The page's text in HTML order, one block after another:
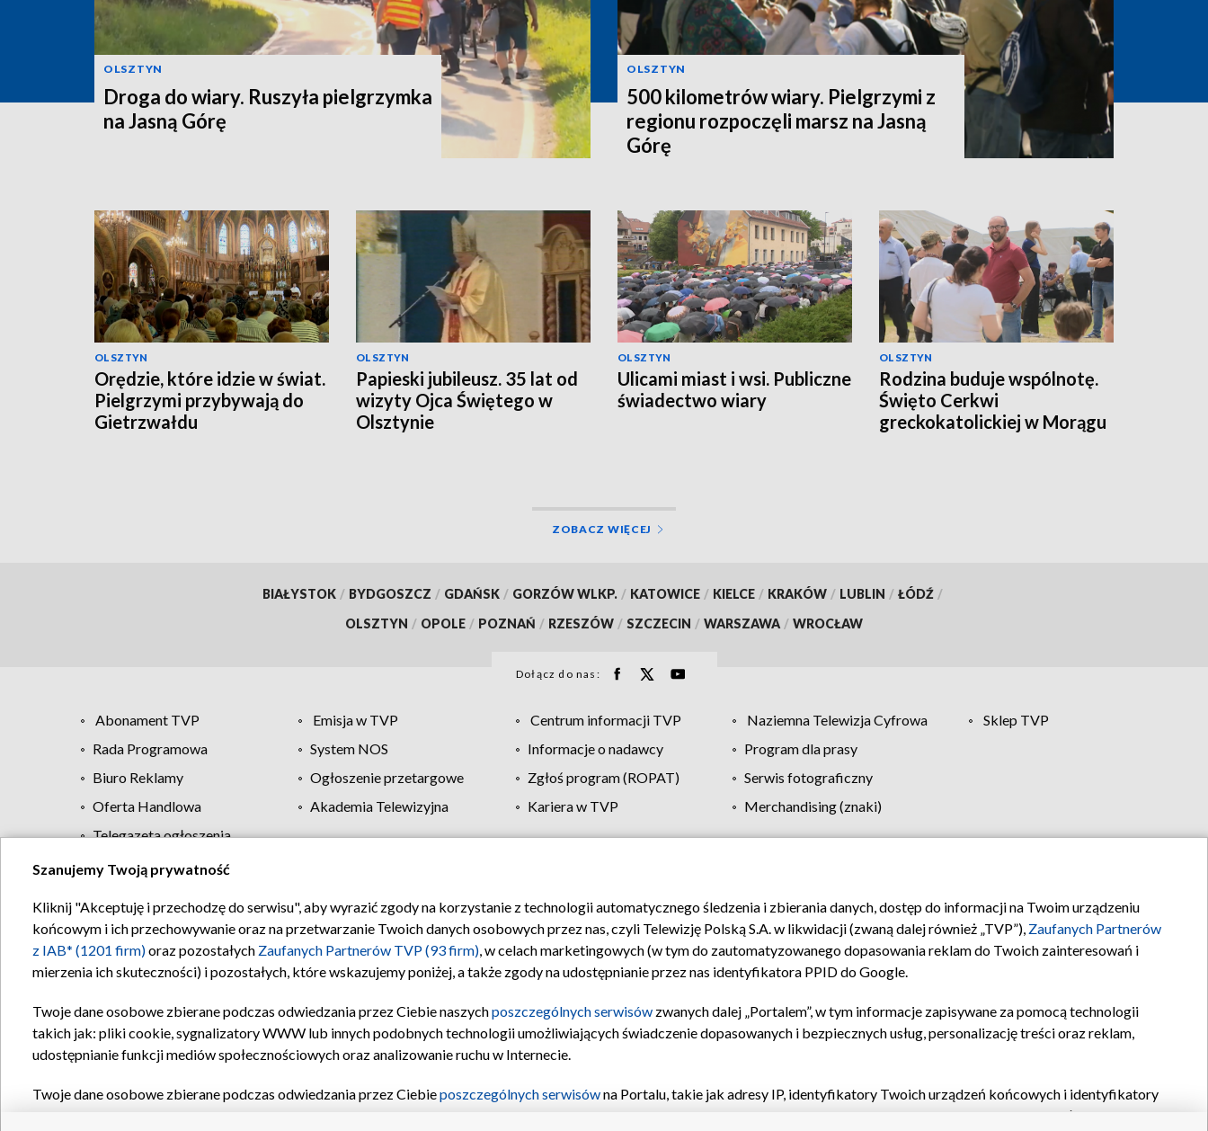
OLSZTYN
Droga do wiary. Ruszyła pielgrzymka
na Jasną Górę
OLSZTYN
500 kilometrów wiary. Pielgrzymi z
regionu rozpoczęli marsz na Jasną
Górę
OLSZTYN
Orędzie, które idzie w świat.
Pielgrzymi przybywają do
Gietrzwałdu
OLSZTYN
Papieski jubileusz. 35 lat od
wizyty Ojca Świętego w
Olsztynie
OLSZTYN
Ulicami miast i wsi. Publiczne
świadectwo wiary
OLSZTYN
Rodzina buduje wspólnotę.
Święto Cerkwi
greckokatolickiej w Morągu
ZOBACZ WIĘCEJ
BIAŁYSTOK / BYDGOSZCZ / GDAŃSK / GORZÓW WLKP. / KATOWICE / KIELCE / KRAKÓW / LUBLIN / ŁÓDŹ /
OLSZTYN / OPOLE / POZNAŃ / RZESZÓW / SZCZECIN / WARSZAWA / WROCŁAW
Dołącz do nas:
Abonament TVP Emisja w TVP Centrum informacji TVP Naziemna Telewizja Cyfrowa
Sklep TVP
Rada Programowa
System NOS Informacje o nadawcy
Program dla prasy
Biuro Reklamy
Ogłoszenie przetargowe Zgłoś program (ROPAT)
Serwis fotograficzny
Oferta Handlowa
Akademia Telewizyjna Kariera w TVP
Merchandising (znaki)
Telegazeta ogłoszenia
Regulamin TVP Polityka prywatności Moje zgody Pomoc Biuro reklamy Kontakt
Szanujemy Twoją prywatność
Kliknij "Akceptuję i przechodzę do serwisu", aby wyrazić zgody na korzystanie z technologii automatycznego śledzenia i zbierania danych, dostęp do informacji na Twoim urządzeniu
końcowym i ich przechowywanie oraz na przetwarzanie Twoich danych osobowych przez nas, czyli Telewizję Polską S.A. w likwidacji (zwaną dalej również „TVP”), Zaufanych Partnerów
z IAB* (1201 firm)oraz pozostałych Zaufanych Partnerów TVP (93 firm), w celach marketingowych (w tym do zautomatyzowanego dopasowania reklam do Twoich zainteresowań i
mierzenia ich skuteczności) i pozostałych, które wskazujemy poniżej, a także zgody na udostępnianie przez nas identyfikatora PPID do Google.
Twoje dane osobowe zbierane podczas odwiedzania przez Ciebie naszychposzczególnych serwisów zwanych dalej „Portalem”, w tym informacje zapisywane za pomocą technologii
takich jak: pliki cookie, sygnalizatory WWW lub innych podobnych technologii umożliwiających świadczenie dopasowanych i bezpiecznych usług, personalizację treści oraz reklam,
udostępnianie funkcji mediów społecznościowych oraz analizowanie ruchu w Internecie.
Twoje dane osobowe zbierane podczas odwiedzania przez Ciebieposzczególnych serwisówna Portalu, takie jak adresy IP, identyfikatory Twoich urządzeń końcowych i identyfikatory
oraz pozostałych